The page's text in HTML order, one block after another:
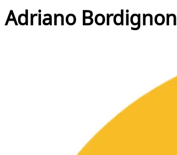
Adriano Bordignon